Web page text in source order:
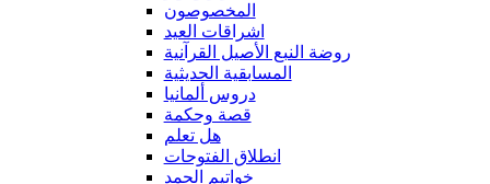
المخصوصون
اشراقات العيد
روضة النبع الأصيل القرآنية
المسابقية الحديثية
دروس ألمانيا
قصة وحكمة
هل تعلم
انطلاق الفتوحات
خواتيم الحمد